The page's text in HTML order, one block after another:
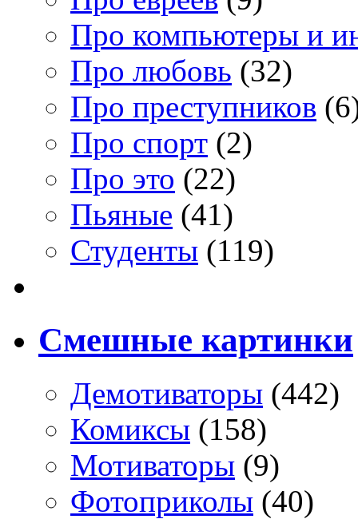
Про компьютеры и
Про любовь (32)
Про преступников
Про спорт (2)
Про это (22)
Пьяные (41)
Студенты (119)
Смешные картинки
Демотиваторы (442)
Комиксы (158)
Мотиваторы (9)
Фотоприколы (40)